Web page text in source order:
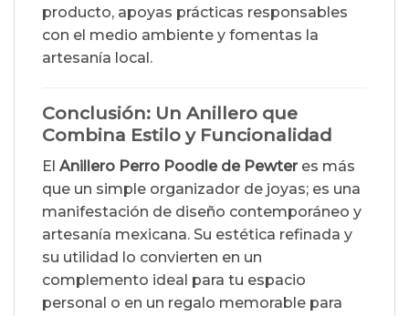
producto, apoyas prácticas responsables
con el medio ambiente y fomentas la
artesanía local.
Conclusión: Un Anillero que
Combina Estilo y Funcionalidad
El Anillero Perro Poodle de Pewteres más
que un simple organizador de joyas; es una
manifestación de diseño contemporáneo y
artesanía mexicana. Su estética refinada y
su utilidad lo convierten en un
complemento ideal para tu espacio
personal o en un regalo memorable para